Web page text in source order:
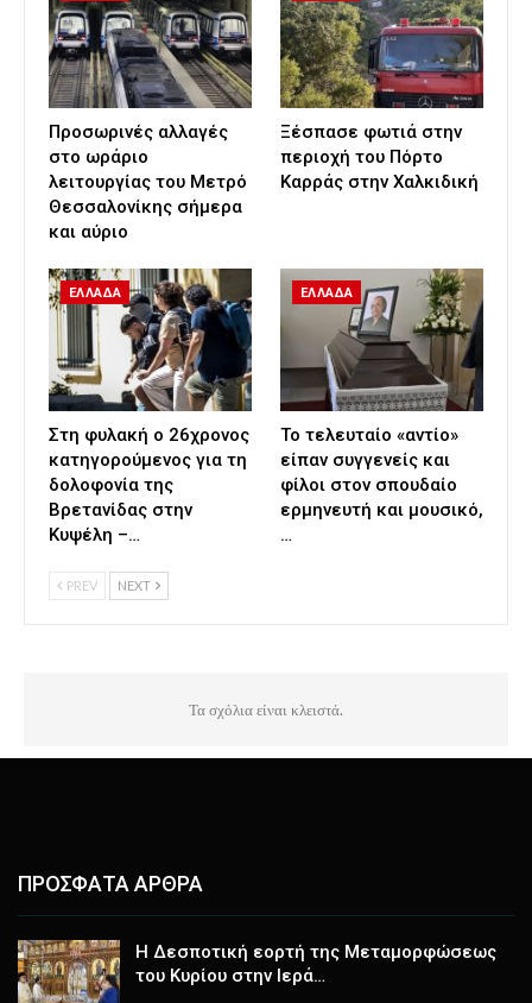
Προσωρινές αλλαγές
στο ωράριο
λειτουργίας του Μετρό
Θεσσαλονίκης σήμερα
και αύριο
Ξέσπασε φωτιά στην
περιοχή του Πόρτο
Καρράς στην Χαλκιδική
ΕΛΛΑΔΑ
Στη φυλακή ο 26χρονος
κατηγορούμενος για τη
δολοφονία της
Βρετανίδας στην
Κυψέλη –…
ΕΛΛΑΔΑ
Το τελευταίο «αντίο»
είπαν συγγενείς και
φίλοι στον σπουδαίο
ερμηνευτή και μουσικό,
…
PREV NEXT
Τα σχόλια είναι κλειστά.
ΠΡΟΣΦΑΤΑ ΑΡΘΡΑ
Η Δεσποτική εορτή της Μεταμορφώσεως
του Κυρίου στην Ιερά…